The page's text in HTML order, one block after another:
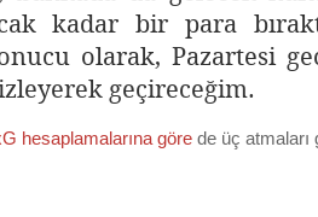
kadar bir para
olarak, Pazartesi
geçireceğim.
hesaplamalarına göre de üç